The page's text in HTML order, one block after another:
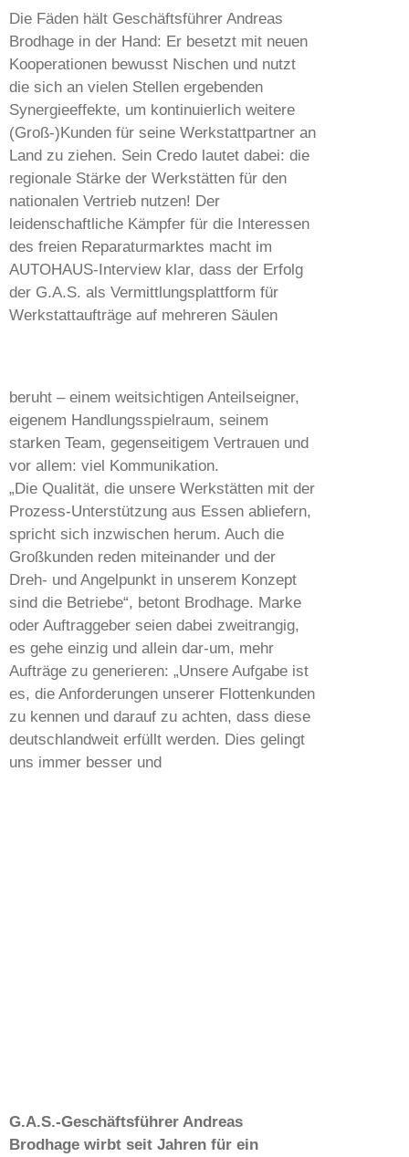
Die Fäden hält Geschäftsführer Andreas
Brodhage in der Hand: Er besetzt mit neuen
Kooperationen bewusst Nischen und nutzt
die sich an vielen Stellen ergebenden
Synergieeffekte, um kontinuierlich weitere
(Groß-)Kunden für seine Werkstattpartner an
Land zu ziehen. Sein Credo lautet dabei: die
regionale Stärke der Werkstätten für den
nationalen Vertrieb nutzen! Der
leidenschaftliche Kämpfer für die Interessen
des freien Reparaturmarktes macht im
AUTOHAUS-Interview klar, dass der Erfolg
der G.A.S. als Vermittlungsplattform für
Werkstattaufträge auf mehreren Säulen
beruht – einem weitsichtigen Anteilseigner,
eigenem Handlungsspielraum, seinem
starken Team, gegenseitigem Vertrauen und
vor allem: viel Kommunikation.
„Die Qualität, die unsere Werkstätten mit der
Prozess-Unterstützung aus Essen abliefern,
spricht sich inzwischen herum. Auch die
Großkunden reden miteinander und der
Dreh- und Angelpunkt in unserem Konzept
sind die Betriebe“, betont Brodhage. Marke
oder Auftraggeber seien dabei zweitrangig,
es gehe einzig und allein dar-um, mehr
Aufträge zu generieren: „Unsere Aufgabe ist
es, die Anforderungen unserer Flottenkunden
zu kennen und darauf zu achten, dass diese
deutschlandweit erfüllt werden. Dies gelingt
uns immer besser und
G.A.S.-Geschäftsführer Andreas
Brodhage wirbt seit Jahren für ein